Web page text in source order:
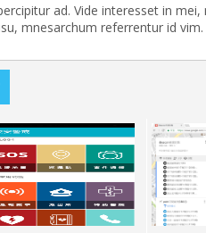
ad. Vide interesset in
mnesarchum referrentur id vim.